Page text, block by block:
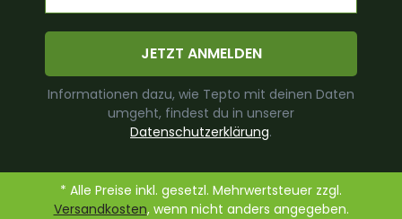
JETZT ANMELDEN
Informationen dazu, wie Tepto mit deinen Daten
umgeht, findest du in unserer
Datenschutzerklärung.
* Alle Preise inkl. gesetzl. Mehrwertsteuer zzgl.
Versandkosten, wenn nicht anders angegeben.